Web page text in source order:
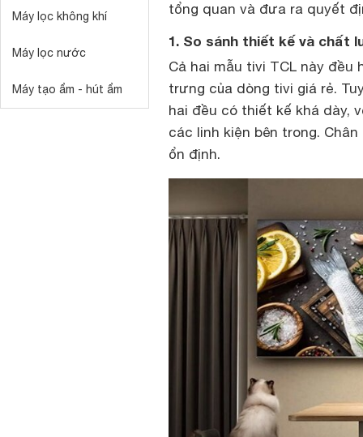
Máy lọc không khí
Máy lọc nước
Máy tạo ẩm - hút ẩm
tổng quan và đưa ra quyết
1. So sánh thiết kế và chất
Cả hai mẫu tivi TCL này
trưng của dòng tivi giá rẻ.
hai đều có thiết kế khá dày,
các linh kiện bên trong.
ổn định.